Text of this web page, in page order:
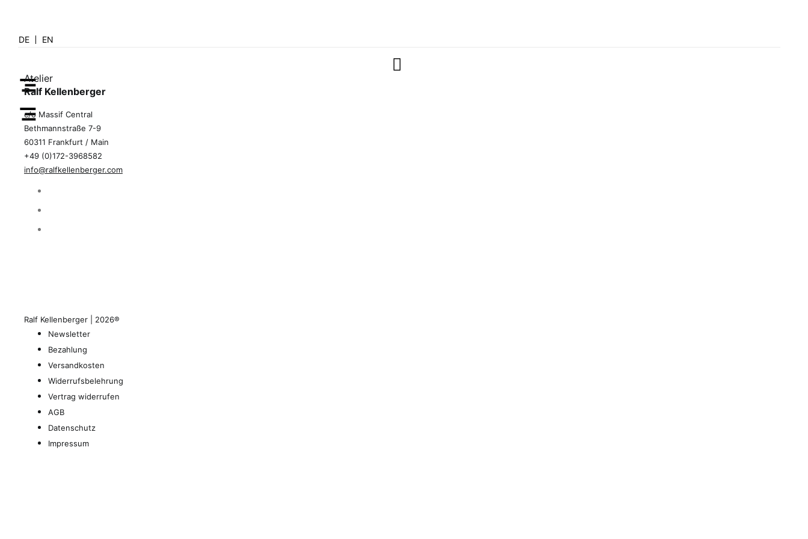
DE EN
Atelier
Ralf Kellenberger
c/o Massif Central
Bethmannstraße 7-9
60311 Frankfurt / Main
+49 (0)172-3968582
info@ralfkellenberger.com
Ralf Kellenberger | 2026®
Newsletter
Bezahlung
Versandkosten
Widerrufsbelehrung
Vertrag widerrufen
AGB
Datenschutz
Impressum